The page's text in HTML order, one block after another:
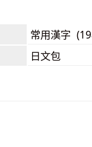
常用漢字
日文包